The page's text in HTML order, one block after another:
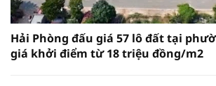
Hải Phòng đấu giá 57 lô đất tại
giá khởi điểm từ 18 triệu đồng/m2